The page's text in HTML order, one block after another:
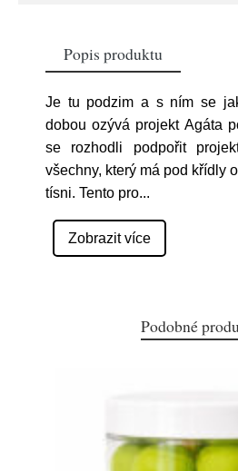
Popis produktu
Je tu podzim a s ním se
dobou ozývá projekt Agáta
se rozhodli podpořit
všechny, který má pod křídly
tísni. Tento pro...
Zobrazit více
Podobné